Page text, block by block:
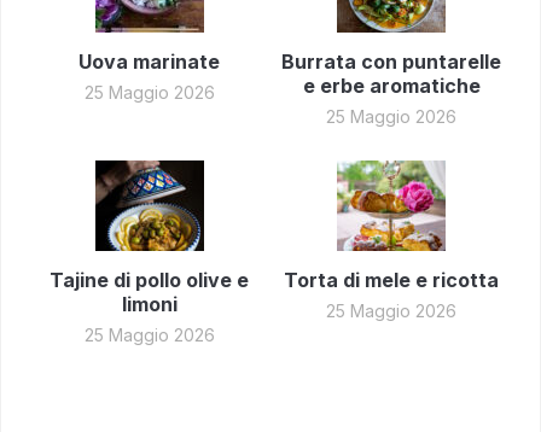
Uova marinate
25 Maggio 2026
Burrata con puntarelle
e erbe aromatiche
25 Maggio 2026
Tajine di pollo olive e
limoni
25 Maggio 2026
Torta di mele e ricotta
25 Maggio 2026